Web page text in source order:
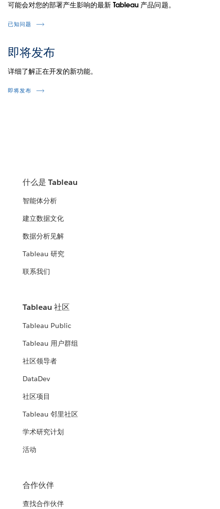
可能会对您的部署产生影响的最新 Tableau 产品问题。
已知问题
即将发布
详细了解正在开发的新功能。
即将发布
什么是 Tableau
智能体分析
建立数据文化
数据分析见解
Tableau 研究
联系我们
Tableau 社区
Tableau Public
Tableau 用户群组
社区领导者
DataDev
社区项目
Tableau 邻里社区
学术研究计划
活动
合作伙伴
查找合作伙伴